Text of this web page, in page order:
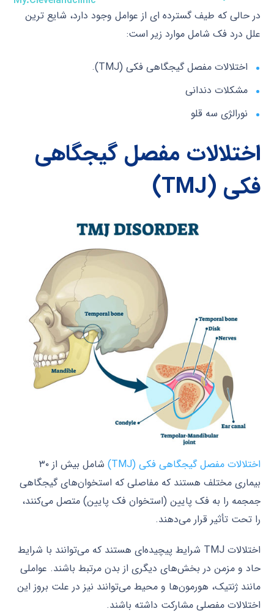
در حالی که طیف گسترده ای از عوامل وجود دارد، شایع ترین
علل درد فک شامل موارد زیر است:
اختلالات مفصل گیجگاهی فکی (TMJ).
مشکلات دندانی
نورالژی سه قلو
اختلالات مفصل گیجگاهی
فکی (TMJ
)
اختلالات مفصل گیجگاهی فکی (TMJ)
شامل بیش از ۳۰
بیماری مختلف هستند که مفاصلی که استخوان‌های گیجگاهی
جمجمه را به فک پایین (استخوان فک پایین) متصل می‌کنند،
را تحت تأثیر قرار می‌دهند.
اختلالات TMJ شرایط پیچیده‌ای هستند که می‌توانند با شرایط
حاد و مزمن در بخش‌های دیگری از بدن مرتبط باشند. عواملی
مانند ژنتیک، هورمون‌ها و محیط می‌توانند نیز در علت بروز این
اختلالات مفصلی مشارکت داشته باشند.